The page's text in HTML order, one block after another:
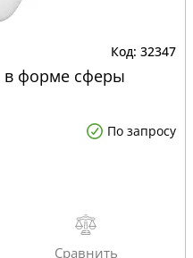
32347
в форме сферы
По запросу